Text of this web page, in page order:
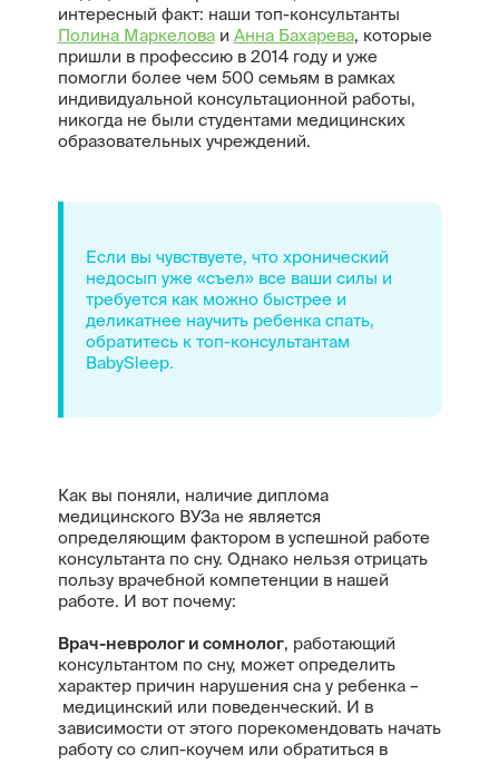
интересный факт: наши топ-консультанты
Полина Маркеловаи Анна Бахарева, которые
пришли в профессию в 2014 году и уже
помогли более чем 500 семьям в рамках
индивидуальной консультационной работы,
никогда не были студентами медицинских
образовательных учреждений.
Если вы чувствуете, что хронический
недосып уже «съел» все ваши силы и
требуется как можно быстрее и
деликатнее научить ребенка спать,
обратитесь к топ-консультантам
BabySleep.
Как вы поняли, наличие диплома
медицинского ВУЗа не является
определяющим фактором в успешной работе
консультанта по сну. Однако нельзя отрицать
пользу врачебной компетенции в нашей
работе. И вот почему:
Врач-невролог и сомнолог, работающий
консультантом по сну, может определить
характер причин нарушения сна у ребенка –
медицинский или поведенческий. И в
зависимости от этого порекомендовать начать
работу со слип-коучем или обратиться в